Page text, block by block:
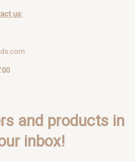
us:
and products in
inbox!